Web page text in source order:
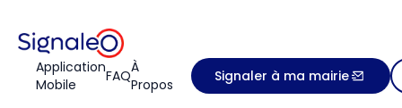
Application
Mobile
FAQÀ
Propos
Signaler à ma mairie